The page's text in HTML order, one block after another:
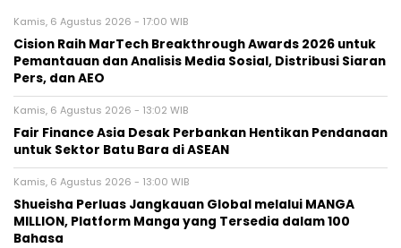
Kamis, 6 Agustus 2026 - 17:00 WIB
Cision Raih MarTech Breakthrough Awards 2026 untuk
Pemantauan dan Analisis Media Sosial, Distribusi Siaran
Pers, dan AEO
Kamis, 6 Agustus 2026 - 13:02 WIB
Fair Finance Asia Desak Perbankan Hentikan Pendanaan
untuk Sektor Batu Bara di ASEAN
Kamis, 6 Agustus 2026 - 13:00 WIB
Shueisha Perluas Jangkauan Global melalui MANGA
MILLION, Platform Manga yang Tersedia dalam 100
Bahasa